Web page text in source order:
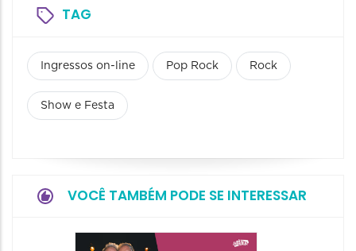
TAG
Ingressos on-line Pop Rock Rock
Show e Festa
VOCÊ TAMBÉM PODE SE INTERESSAR